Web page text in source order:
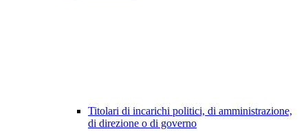
Titolari di incarichi politici, di amministrazione,
di direzione o di governo